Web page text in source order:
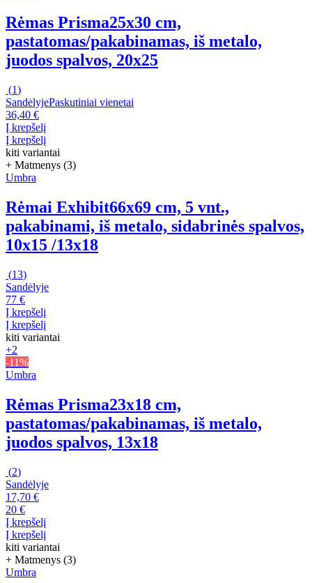
Rėmas Prisma25x30 cm,
pastatomas/pakabinamas, iš metalo,
juodos spalvos, 20x25
(1)
SandėlyjePaskutiniai vienetai
36,40 €
Į krepšelį
Į krepšelį
kiti variantai
+ Matmenys (3)
Umbra
Rėmai Exhibit66x69 cm, 5 vnt.,
pakabinami, iš metalo, sidabrinės spalvos,
10x15 /13x18
(13)
Sandėlyje
77 €
Į krepšelį
Į krepšelį
kiti variantai
+2
-11%
Umbra
Rėmas Prisma23x18 cm,
pastatomas/pakabinamas, iš metalo,
juodos spalvos, 13x18
(2)
Sandėlyje
17,70 €
20 €
Į krepšelį
Į krepšelį
kiti variantai
+ Matmenys (3)
Umbra